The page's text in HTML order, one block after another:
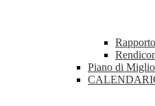
Piano di